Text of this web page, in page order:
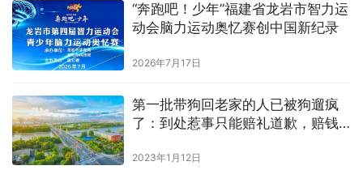
“奔跑吧！少年”福建省龙岩市智力运
动会脑力运动奥忆赛创中国新纪录
2026年7月17日
第一批带狗回老家的人已被狗遛疯
了：到处惹事只能赔礼道歉，赔钱
2023年1月12日